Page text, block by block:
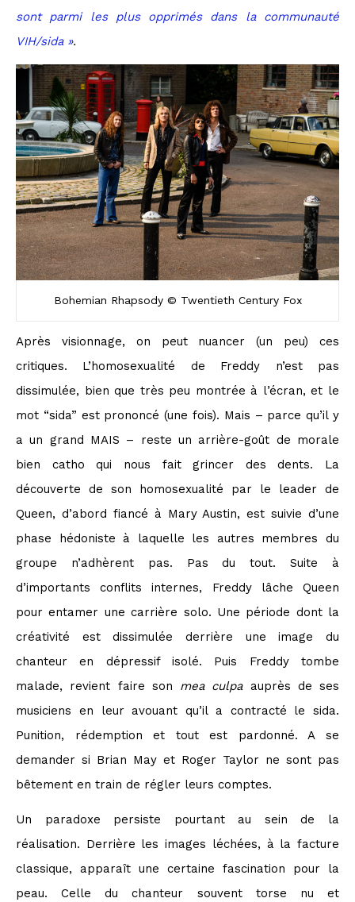
sont parmi les plus opprimés dans la communauté
VIH/sida ».
Bohemian Rhapsody © Twentieth Century Fox
Après visionnage, on peut nuancer (un peu) ces
critiques. L’homosexualité de Freddy n’est pas
dissimulée, bien que très peu montrée à l’écran, et le
mot “sida” est prononcé (une fois). Mais – parce qu’il y
a un grand MAIS – reste un arrière-goût de morale
bien catho qui nous fait grincer des dents. La
découverte de son homosexualité par le leader de
Queen, d’abord fiancé à Mary Austin, est suivie d’une
phase hédoniste à laquelle les autres membres du
groupe n’adhèrent pas. Pas du tout. Suite à
d’importants conflits internes, Freddy lâche Queen
pour entamer une carrière solo. Une période dont la
créativité est dissimulée derrière une image du
chanteur en dépressif isolé. Puis Freddy tombe
malade, revient faire son mea culpaauprès de ses
musiciens en leur avouant qu’il a contracté le sida.
Punition, rédemption et tout est pardonné. A se
demander si Brian May et Roger Taylor ne sont pas
bêtement en train de régler leurs comptes.
Un paradoxe persiste pourtant au sein de la
réalisation. Derrière les images léchées, à la facture
classique, apparaît une certaine fascination pour la
peau. Celle du chanteur souvent torse nu et